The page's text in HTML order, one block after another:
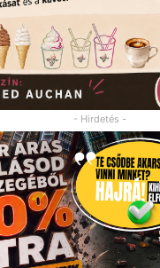
- Hirdetés -